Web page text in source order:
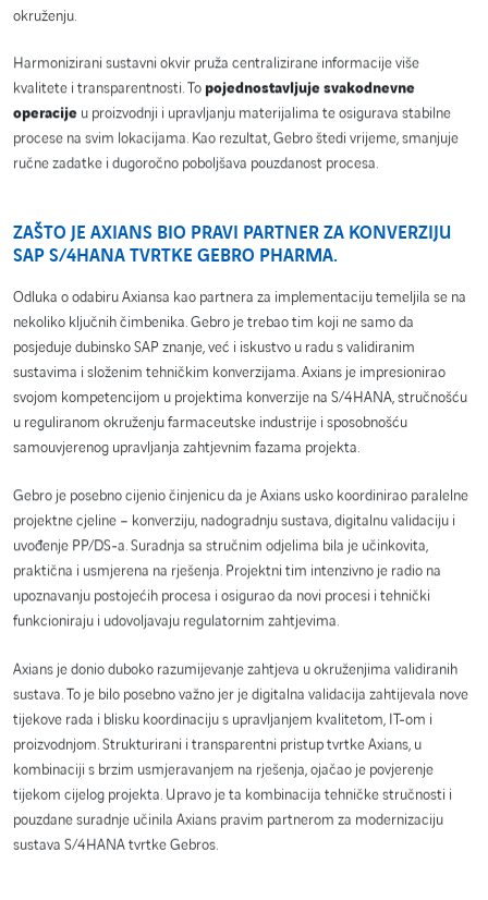
okruženju.
Harmonizirani sustavni okvir pruža centralizirane informacije više
kvalitete i transparentnosti. To pojednostavljuje svakodnevne
operacije u proizvodnji i upravljanju materijalima te osigurava stabilne
procese na svim lokacijama. Kao rezultat, Gebro štedi vrijeme, smanjuje
ručne zadatke i dugoročno poboljšava pouzdanost procesa.
ZAŠTO JE AXIANS BIO PRAVI PARTNER ZA KONVERZIJU
SAP S/4HANA TVRTKE GEBRO PHARMA.
Odluka o odabiru Axiansa kao partnera za implementaciju temeljila se na
nekoliko ključnih čimbenika. Gebro je trebao tim koji ne samo da
posjeduje dubinsko SAP znanje, već i iskustvo u radu s validiranim
sustavima i složenim tehničkim konverzijama. Axians je impresionirao
svojom kompetencijom u projektima konverzije na S/4HANA, stručnošću
u reguliranom okruženju farmaceutske industrije i sposobnošću
samouvjerenog upravljanja zahtjevnim fazama projekta.
Gebro je posebno cijenio činjenicu da je Axians usko koordinirao paralelne
projektne cjeline – konverziju, nadogradnju sustava, digitalnu validaciju i
uvođenje PP/DS-a. Suradnja sa stručnim odjelima bila je učinkovita,
praktična i usmjerena na rješenja. Projektni tim intenzivno je radio na
upoznavanju postojećih procesa i osigurao da novi procesi i tehnički
funkcioniraju i udovoljavaju regulatornim zahtjevima.
Axians je donio duboko razumijevanje zahtjeva u okruženjima validiranih
sustava. To je bilo posebno važno jer je digitalna validacija zahtijevala nove
tijekove rada i blisku koordinaciju s upravljanjem kvalitetom, IT-om i
proizvodnjom. Strukturirani i transparentni pristup tvrtke Axians, u
kombinaciji s brzim usmjeravanjem na rješenja, ojačao je povjerenje
tijekom cijelog projekta. Upravo je ta kombinacija tehničke stručnosti i
pouzdane suradnje učinila Axians pravim partnerom za modernizaciju
sustava S/4HANA tvrtke Gebros.